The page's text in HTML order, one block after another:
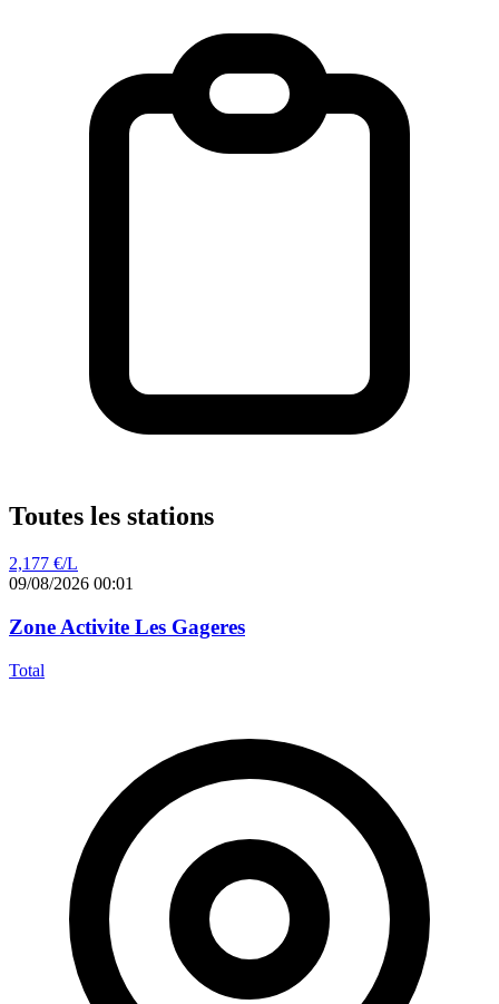
Toutes les stations
2,177 €/L
09/08/2026 00:01
Zone Activite Les Gageres
Total